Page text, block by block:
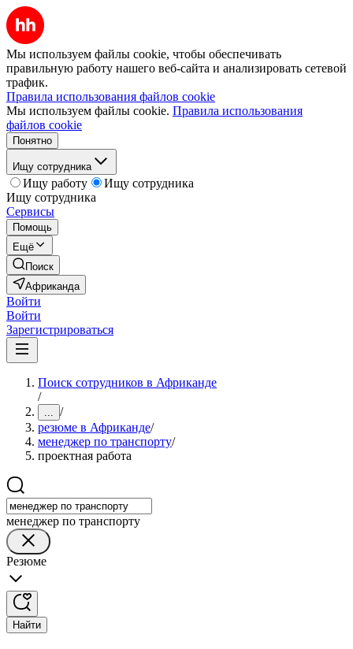
Мы используем файлы cookie, чтобы обеспечивать
правильную работу нашего веб-сайта и анализировать сетевой
трафик.
Правила использования файлов cookie
Мы используем файлы cookie. Правила использования
файлов cookie
Понятно
Ищу сотрудника
Ищу работу
Ищу сотрудника
Ищу сотрудника
Сервисы
Помощь
Ещё
Поиск
Африканда
Войти
Войти
Зарегистрироваться
Поиск сотрудников в Африканде
/
... /
резюме в Африканде/
менеджер по транспорту/
проектная работа
менеджер по транспорту
Резюме
Найти